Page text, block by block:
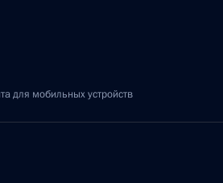
для мобильных устройств